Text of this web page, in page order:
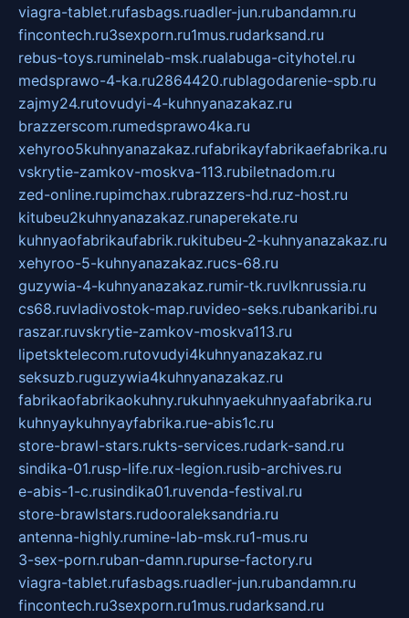
viagra-tablet.rufasbags.ruadler-jun.rubandamn.ru
fincontech.ru3sexporn.ru1mus.rudarksand.ru
rebus-toys.ruminelab-msk.rualabuga-cityhotel.ru
medsprawo-4-ka.ru2864420.rublagodarenie-spb.ru
zajmy24.rutovudyi-4-kuhnyanazakaz.ru
brazzerscom.rumedsprawo4ka.ru
xehyroo5kuhnyanazakaz.rufabrikayfabrikaefabrika.ru
vskrytie-zamkov-moskva-113.rubiletnadom.ru
zed-online.rupimchax.rubrazzers-hd.ruz-host.ru
kitubeu2kuhnyanazakaz.runaperekate.ru
kuhnyaofabrikaufabrik.rukitubeu-2-kuhnyanazakaz.ru
xehyroo-5-kuhnyanazakaz.rucs-68.ru
guzywia-4-kuhnyanazakaz.rumir-tk.ruvlknrussia.ru
cs68.ruvladivostok-map.ruvideo-seks.rubankaribi.ru
raszar.ruvskrytie-zamkov-moskva113.ru
lipetsktelecom.rutovudyi4kuhnyanazakaz.ru
seksuzb.ruguzywia4kuhnyanazakaz.ru
fabrikaofabrikaokuhny.rukuhnyaekuhnyaafabrika.ru
kuhnyaykuhnyayfabrika.rue-abis1c.ru
store-brawl-stars.rukts-services.rudark-sand.ru
sindika-01.rusp-life.rux-legion.rusib-archives.ru
e-abis-1-c.rusindika01.ruvenda-festival.ru
store-brawlstars.rudooraleksandria.ru
antenna-highly.rumine-lab-msk.ru1-mus.ru
3-sex-porn.ruban-damn.rupurse-factory.ru
viagra-tablet.rufasbags.ruadler-jun.rubandamn.ru
fincontech.ru3sexporn.ru1mus.rudarksand.ru